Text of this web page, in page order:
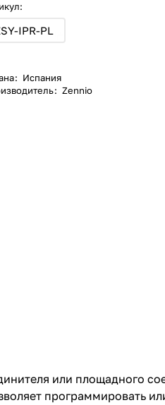
IPR-PL
: Испания
: Zennio
или площадного
программировать